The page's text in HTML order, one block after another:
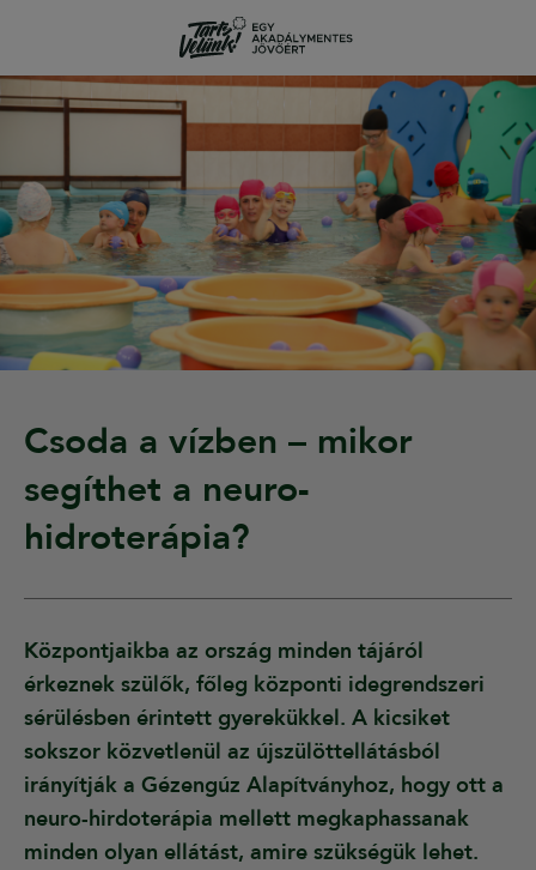
Csoda a vízben – mikor
segíthet a neuro-
hidroterápia?
Központjaikba az ország minden tájáról
érkeznek szülők, főleg központi idegrendszeri
sérülésben érintett gyerekükkel. A kicsiket
sokszor közvetlenül az újszülöttellátásból
irányítják a Gézengúz Alapítványhoz, hogy ott a
neuro-hirdoterápia mellett megkaphassanak
minden olyan ellátást, amire szükségük lehet.